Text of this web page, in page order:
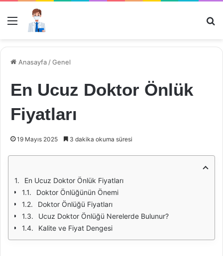
Menü
Anasayfa /Genel
En Ucuz Doktor Önlük
Fiyatları
19 Mayıs 2025 3 dakika okuma süresi
En Ucuz Doktor Önlük Fiyatları
Doktor Önlüğünün Önemi
Doktor Önlüğü Fiyatları
Ucuz Doktor Önlüğü Nerelerde Bulunur?
Kalite ve Fiyat Dengesi